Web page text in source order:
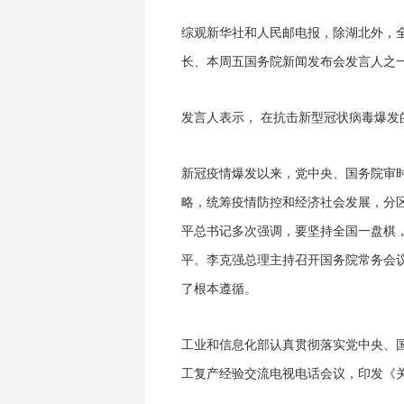
综观新华社和人民邮电报， 除湖北外，
长、本周五国务院新闻发布会发言人之
发言人表示，在抗击新型冠状病毒爆
新冠疫情爆发以来，党中央、国务院审
略，统筹疫情防控和经济社会发展，分
平总书记多次强调，要坚持全国一盘棋
平。李克强总理主持召开国务院常务会
了根本遵循。
工业和信息化部认真贯彻落实党中央、
工复产经验交流电视电话会议，印发《